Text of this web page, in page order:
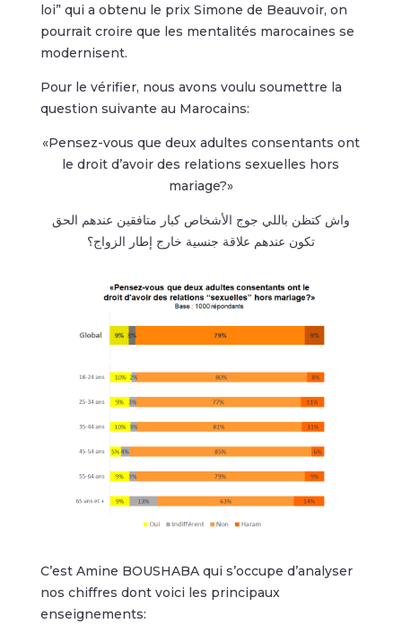
loi” qui a obtenu le prix Simone de Beauvoir, on
pourrait croire que les mentalités marocaines se
modernisent.
Pour le vérifier, nous avons voulu soumettre la
question suivante au Marocains:
«Pensez-vous que deux adultes consentants ont
le droit d’avoir des relations sexuelles hors
mariage?»
واش كتظن باللي جوج الأشخاص كبار متافقين عندهم الحق
تكون عندهم علاقة جنسية خارج إطار الزواج؟
C’est Amine BOUSHABA qui s’occupe d’analyser
nos chiffres dont voici les principaux
enseignements: